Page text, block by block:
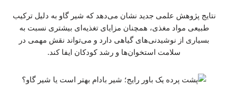
نتایج پژوهش علمی جدید نشان می‌دهد که شیر گاو به دلیل ترکیب
طبیعی مواد مغذی، همچنان مزایای تغذیه‌ای بیشتری نسبت به
بسیاری از نوشیدنی‌های گیاهی دارد و می‌تواند نقش مهمی در
سلامت استخوان‌ها و رشد کودکان ایفا کند.